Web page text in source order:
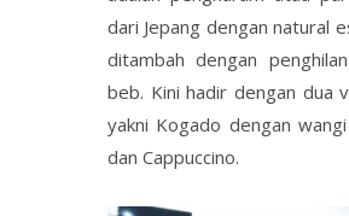
dari Jepang dengan natural
ditambah dengan
beb. Kini hadir dengan dua
yakni Kogado dengan
dan Cappuccino.